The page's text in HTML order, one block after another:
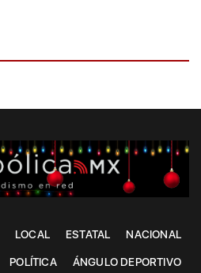
LOCAL ESTATAL NACIONAL
POLÍTICA ÁNGULO DEPORTIVO